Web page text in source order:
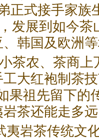
正式接手家族
发展到如今
韩国及欧洲
茶农、茶商
大红袍制茶
果祖先留下的
岩茶还能走多
夷岩茶传统文